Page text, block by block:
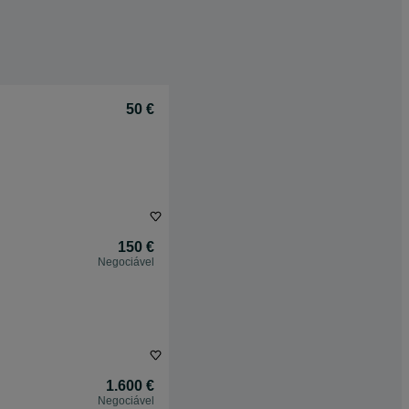
50 €
150 €
Negociável
1.600 €
Negociável